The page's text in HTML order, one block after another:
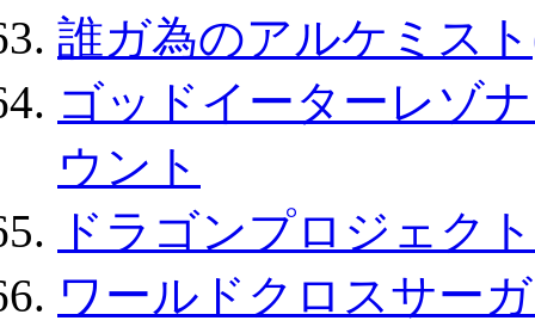
誰ガ為のアルケミス
ゴッドイーターレゾ
ウント
ドラゴンプロジェク
ワールドクロスサー